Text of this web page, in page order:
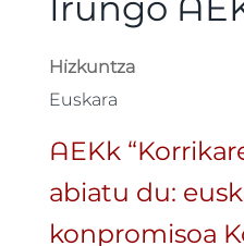
Irungo
Hizkuntza
Euskara
AEKk
abiatu du:
konpromisoa